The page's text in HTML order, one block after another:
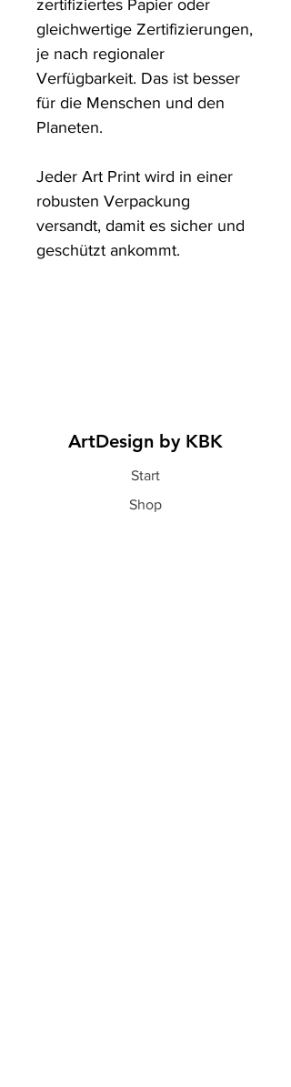
zertifiziertes Papier oder
gleichwertige Zertifizierungen,
je nach regionaler
Verfügbarkeit. Das ist besser
für die Menschen und den
Planeten.
Jeder Art Print wird in einer
robusten Verpackung
versandt, damit es sicher und
geschützt ankommt.
ArtDesign by KBK
Start
Shop